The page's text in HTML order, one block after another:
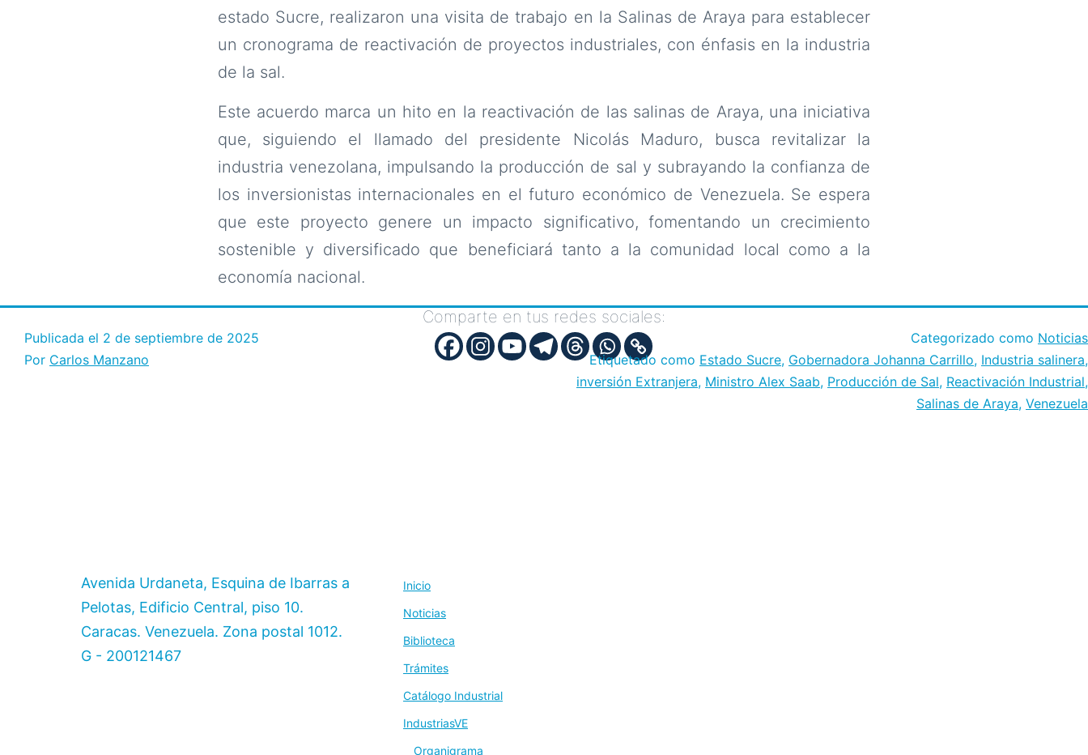
estado Sucre, realizaron una visita de trabajo en la Salinas de Araya para establecer
un cronograma de reactivación de proyectos industriales, con énfasis en la industria
de la sal.
Este acuerdo marca un hito en la reactivación de las salinas de Araya, una iniciativa
que, siguiendo el llamado del presidente Nicolás Maduro, busca revitalizar la
industria venezolana, impulsando la producción de sal y subrayando la confianza de
los inversionistas internacionales en el futuro económico de Venezuela. Se espera
que este proyecto genere un impacto significativo, fomentando un crecimiento
sostenible y diversificado que beneficiará tanto a la comunidad local como a la
economía nacional.
Comparte en tus redes sociales:
Publicada el 2 de septiembre de 2025
Por Carlos Manzano
Categorizado como Noticias
Etiquetado como Estado Sucre, Gobernadora Johanna Carrillo, Industria salinera,
inversión Extranjera, Ministro Alex Saab, Producción de Sal, Reactivación Industrial,
Salinas de Araya, Venezuela
Avenida Urdaneta, Esquina de Ibarras a
Pelotas, Edificio Central, piso 10.
Caracas. Venezuela. Zona postal 1012.
G - 200121467
Inicio
Noticias
Biblioteca
Trámites
Catálogo Industrial
IndustriasVE
Organigrama